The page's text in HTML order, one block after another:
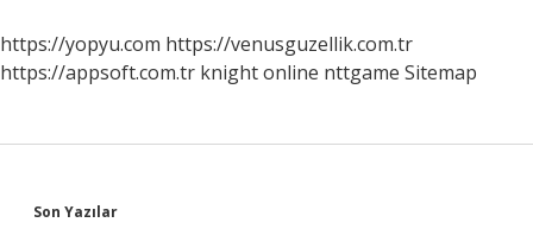
https://yopyu.com https://venusguzellik.com.tr
https://appsoft.com.tr knight online nttgame Sitemap
Sidebar
Son Yazılar